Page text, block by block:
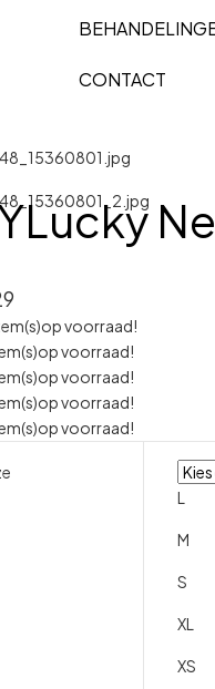
CONTACT
op voorraad!
op voorraad!
op voorraad!
op voorraad!
op voorraad!
L
M
S
XL
XS